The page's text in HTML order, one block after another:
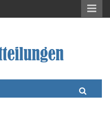
Meldungen, Wirtschaft